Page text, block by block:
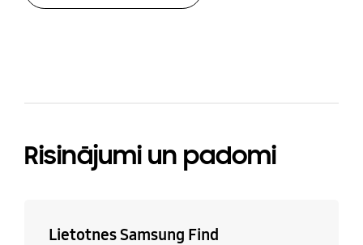
Risinājumi un padomi
Lietotnes Samsung Find